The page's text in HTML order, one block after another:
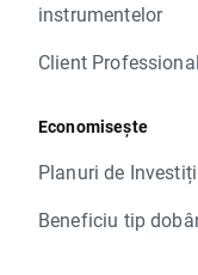
instrumentelor
Client Professional
Economisește
Planuri de
Beneficiu tip